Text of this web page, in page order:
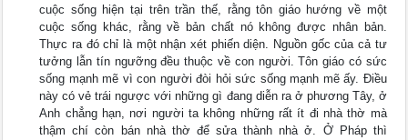
cuộc sống hiện tại trên trần thế, rằng tôn giáo hướng về một
cuộc sống khác, rằng về bản chất nó không được nhân bản.
Thực ra đó chỉ là một nhận xét phiến diện. Nguồn gốc của cả tư
tưởng lẫn tín ngưỡng đều thuộc về con người. Tôn giáo có sức
sống mạnh mẽ vì con người đòi hỏi sức sống mạnh mẽ ấy. Điều
này có vẻ trái ngược với những gì đang diễn ra ở phương Tây, ở
Anh chẳng hạn, nơi người ta không những rất ít đi nhà thờ mà
thậm chí còn bán nhà thờ để sửa thành nhà ở. Ở Pháp thì